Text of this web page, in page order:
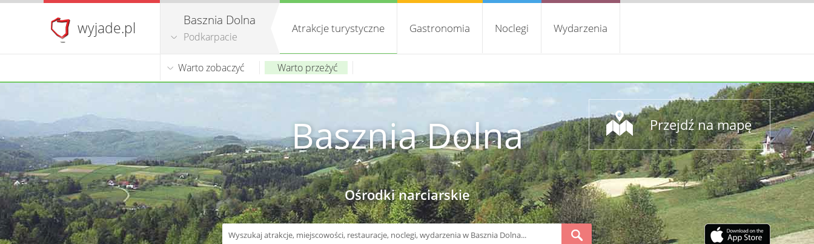
wyjade.pl Basznia Dolna
Podkarpacie
Atrakcje turystyczne
Warto zobaczyć Warto przeżyć
Gastronomia Noclegi Wydarzenia
Basznia Dolna
Ośrodki narciarskie
Przejdź na mapę